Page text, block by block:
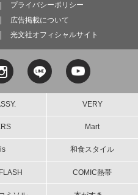
プライバシーポリシー
広告掲載について
光文社オフィシャルサイト
VERY
Mart
和食スタイル
COMIC熱帯